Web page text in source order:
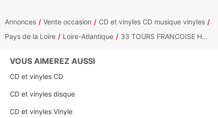
Annonces Vente occasion
CD et vinyles CD musique vinyles
Pays de la Loire
Loire-Atlantique 33 TOURS FRANCOISE H...
VOUS AIMEREZ AUSSI
CD et vinyles CD
CD et vinyles disque
CD et vinyles Vinyle